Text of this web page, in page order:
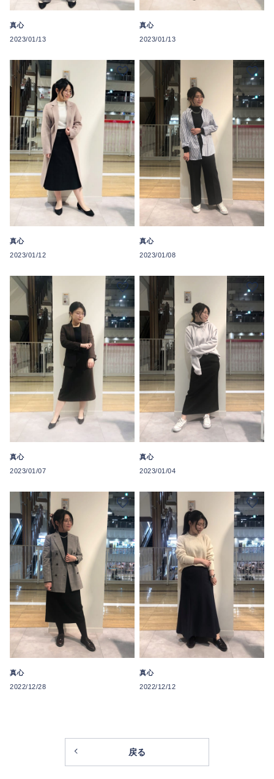
真心
2023/01/13
真心
2023/01/13
真心
2023/01/12
真心
2023/01/08
真心
2023/01/07
真心
2023/01/04
真心
2022/12/28
真心
2022/12/12
戻る